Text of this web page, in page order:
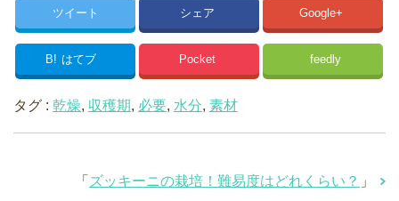
ツイート シェア Google+
B! はてブ Pocket feedly
タグ : 乾燥, 収穫期, 必要, 水分, 素材
「 ズッキーニの栽培！難易度はどれくらい？ 」